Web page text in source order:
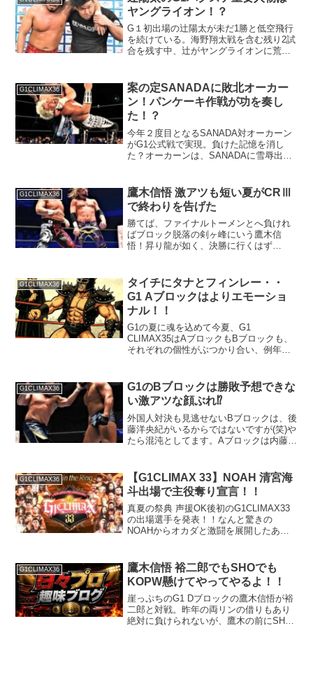
ヤングライオン！？
G１初出場の辻陽太が未だ1勝と低空飛行
を続けている。海野翔太戦を含む残り2試
合を残す中、辻がヤングライオンに荒々
G1CLIMAX36
案の定SANADAに敗北オーカー
ン！パンケーキ作戦が功を奏し
た！？
今年２度目となるSANADA対オーカーン
がG1公式戦で実現。負けた記憶を消し
た？オーカーンは、SANADAに雪辱出来
G1CLIMAX36
鷹木信悟 激アツも短い夏がCRⅢ
で終わりを告げた
勝てば、ファイナルトーメンとへ負けれ
ばブロック脱落の剣ヶ峰にいう鷹木信
悟！昇り龍が如く、決勝に行くはず
G1CLIMAX36
タイチにタナとフィンレー・・
G1 Aブロックはよりエモーショ
ナル！！
G1の夏に魂を込めて今夏、G1
CLIMAX35はAブロックもBブロックも、
それぞれの個性がぶつかり合い、例年以
のは、Aブロックではないだろうか。なぜ
なら、そこには時...
G1CLIMAX36
G1のBブロックは勝敗予想できな
い激アツな顔ぶれ⁉
外国人対決も見逃せないBブロックは、後
藤洋央紀がいるからではないですが(笑)や
たら混沌としてます。Aブロックは内藤哲
であり、G１優勝者も１０年以上前に優
勝した荒...
G1CLIMAX36
【G1CLIMAX 33】NOAH 清宮海
斗出場で主役奪り宣言！！
真夏の祭典 声援OK後初のG1CLIMAX33
の出場選手を発表！！なんと驚きの
NOAHからオカダと激闘を展開したあの
G1CLIMAX36
鷹木信悟 裕二郎でもSHOでも
KOPW懸けてやってやるよ！！
崖っぷちのG1 Dブロックの鷹木信悟が裕
二郎と対戦。昨年の両リンの借りもあり
絶対に負けられないが、鷹木の前にSHO